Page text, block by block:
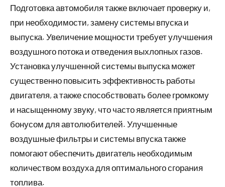
Подготовка автомобиля также включает проверку и,
при необходимости, замену системы впуска и
выпуска. Увеличение мощности требует улучшения
воздушного потока и отведения выхлопных газов.
Установка улучшенной системы выпуска может
существенно повысить эффективность работы
двигателя, а также способствовать более громкому
и насыщенному звуку, что часто является приятным
бонусом для автолюбителей. Улучшенные
воздушные фильтры и системы впуска также
помогают обеспечить двигатель необходимым
количеством воздуха для оптимального сгорания
топлива.